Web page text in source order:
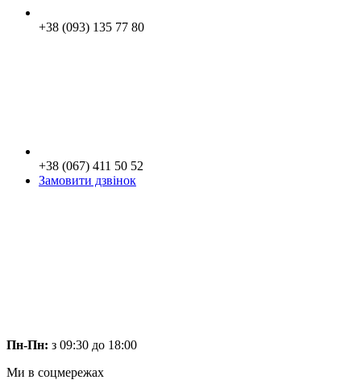
+38 (093) 135 77 80
+38 (067) 411 50 52
Замовити дзвінок
Пн-Пн: з 09:30 до 18:00
Ми в соцмережах